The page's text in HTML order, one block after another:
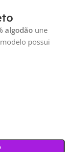
algodão une
possui